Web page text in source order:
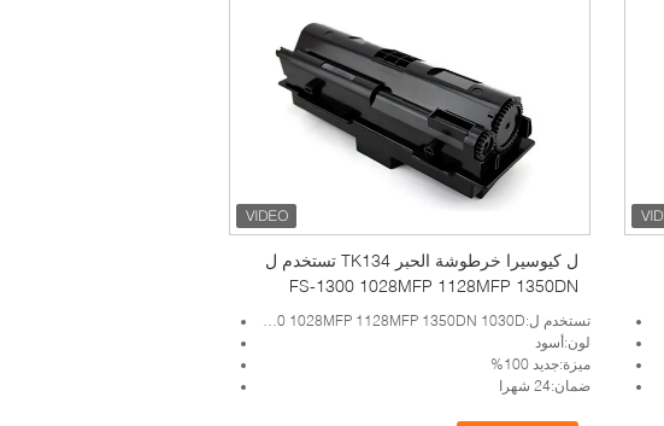
ل كيوسيرا خرطوشة الحبر TK134 تستخدم ل
FS-1300 1028MFP 1128MFP 1350DN
1030D
تستخدم ل:Kyocera FS-1300 1028MFP 1128MFP 1350DN 1030D
لون:أسود
ميزة:جديد 100%
ضمان:24 شهرا